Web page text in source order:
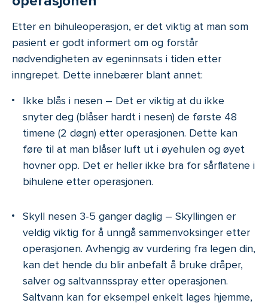
Etter en bihuleoperasjon, er det viktig at man som
pasient er godt informert om og forstår
nødvendigheten av egeninnsats i tiden etter
inngrepet. Dette innebærer blant annet:
Ikke blås i nesen – Det er viktig at du ikke
snyter deg (blåser hardt i nesen) de første 48
timene (2 døgn) etter operasjonen. Dette kan
føre til at man blåser luft ut i øyehulen og øyet
hovner opp. Det er heller ikke bra for sårflatene i
bihulene etter operasjonen.
Skyll nesen 3-5 ganger daglig – Skyllingen er
veldig viktig for å unngå sammenvoksinger etter
operasjonen. Avhengig av vurdering fra legen din,
kan det hende du blir anbefalt å bruke dråper,
salver og saltvannsspray etter operasjonen.
Saltvann kan for eksempel enkelt lages hjemme,